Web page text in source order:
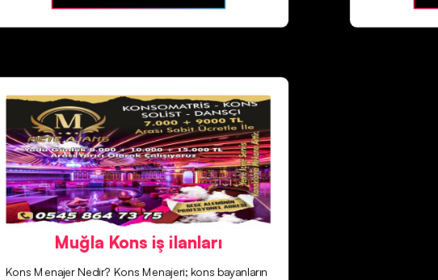
Muğla Kons iş ilanları
Kons Menajer Nedir? Kons Menajeri; kons bayanların